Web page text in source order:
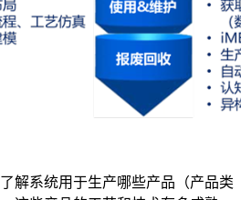
解系统用于生产哪些产品（产品类